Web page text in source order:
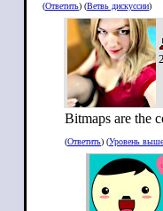
(Ответить) (Ветвь дискуссии)
Bitmaps are the
(Ответить) (Уровень выше